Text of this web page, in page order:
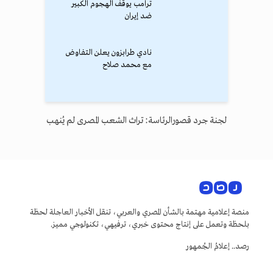
ترامب يوقف الهجوم الكبير
ضد إيران
نادي طرابزون يعلن التفاوض
مع محمد صلاح
لجنة جرد قصورالرئاسة: تراث الشعب المصرى لم يُنهب
منصة إعلامية مهتمة بالشأن المصري والعربي، تنقل الأخبار العاجلة لحظة
بلحظة وتعمل على إنتاج محتوى خبري، ترفيهي، تكنولوجي مميز.
رصد.. إعلامُ الجُمهور